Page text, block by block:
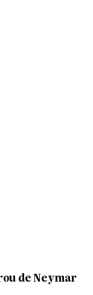
de Neymar